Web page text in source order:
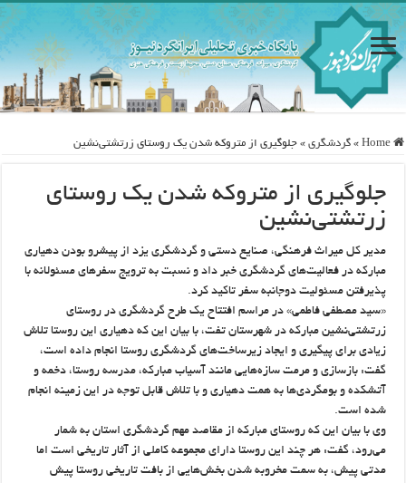
Home
» گردشگری » جلوگیری از متروکه شدن یک روستای زرتشتی‌نشین
جلوگیری از متروکه شدن یک روستای
زرتشتی‌نشین
مدیر کل میراث فرهنگی، صنایع دستی و گردشگری یزد از پیشرو بودن دهیاری
مبارکه در فعالیت‌های گردشگری خبر داد و نسبت به ترویج سفرهای مسئولانه با
پذیرفتن مسئولیت دوجانبه سفر تاکید کرد.
«سید مصطفی فاطمی» در مراسم افتتاح یک طرح گردشگری در روستای
زرتشتی‌نشین مبارکه در شهرستان تفت، با بیان این که دهیاری این روستا تلاش
زیادی برای پیگیری و ایجاد زیرساخت‌های گردشگری روستا انجام داده است،
گفت: بازسازی و مرمت سازه‌هایی مانند آسیاب مبارکه، مدرسه روستا، دخمه و
آتشکده و بومگردی‌ها به همت دهیاری و با تلاش قابل توجه در این زمینه انجام
شده است.
وی با بیان این که روستای مبارکه از مقاصد مهم گردشگری استان به شمار
می‌رود، گفت: هر چند این روستا دارای مجموعه کاملی از آثار تاریخی است اما
مدتی پیش، به سمت مخروبه شدن بخش‌هایی از بافت تاریخی روستا پیش